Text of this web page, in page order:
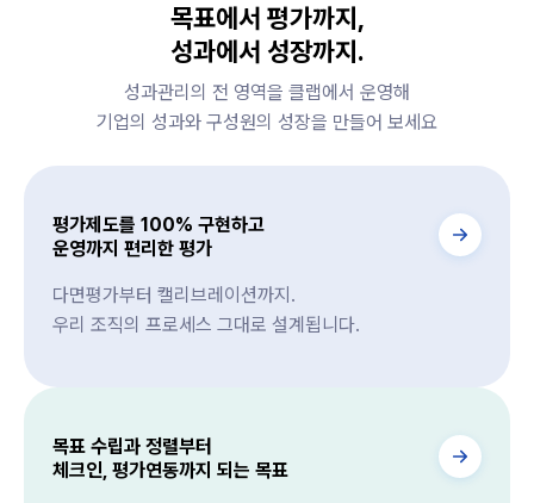
목표에서 평가까지,
성과에서 성장까지.
성과관리의 전 영역을 클랩에서 운영해
기업의 성과와 구성원의 성장을 만들어 보세요
평가제도를 100% 구현하고
운영까지 편리한 평가
다면평가부터 캘리브레이션까지.
우리 조직의 프로세스 그대로 설계됩니다.
목표 수립과 정렬부터
체크인, 평가연동까지 되는 목표